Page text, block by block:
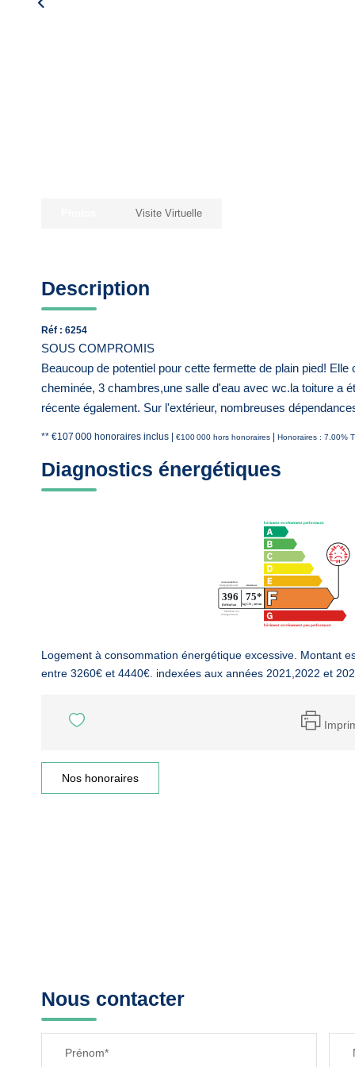
Visite Virtuelle
Description
Réf : 6254
SOUS COMPROMIS
Beaucoup de potentiel pour cette fermette de plain pied!
cheminée, 3 chambres,une salle d'eau avec wc.la toiture a
récente également. Sur l'extérieur, nombreuses
** €107 000 honoraires inclus €100 000 hors honoraires Honoraires : 7.00%
Diagnostics énergétiques
Logement à consommation énergétique excessive. Montant
entre 3260€ et 4440€. indexées aux années 2021,2022 et
Nos honoraires
Nous contacter
Prénom*